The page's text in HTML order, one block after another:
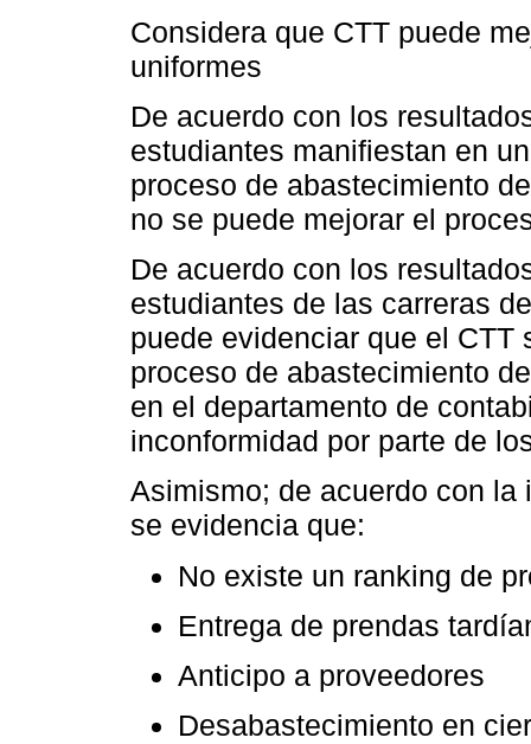
Considera que CTT puede
uniformes
De acuerdo con los
estudiantes manifiestan en
proceso de abastecimiento
no se puede mejorar el
De acuerdo con los
estudiantes de las carreras
puede evidenciar que el
proceso de abastecimiento
en el departamento de
inconformidad por parte de
Asimismo; de acuerdo con la
se evidencia que:
No existe un ranking de
Entrega de prendas
Anticipo a proveedores
Desabastecimiento en